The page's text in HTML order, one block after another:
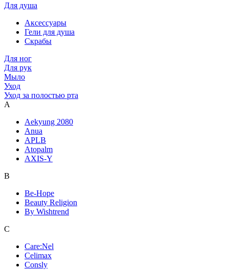
Для душа
Аксессуары
Гели для душа
Скрабы
Для ног
Для рук
Мыло
Уход
Уход за полостью рта
A
Aekyung 2080
Anua
APLB
Atopalm
AXIS-Y
B
Be-Hope
Beauty Religion
By Wishtrend
C
Care:Nel
Celimax
Consly